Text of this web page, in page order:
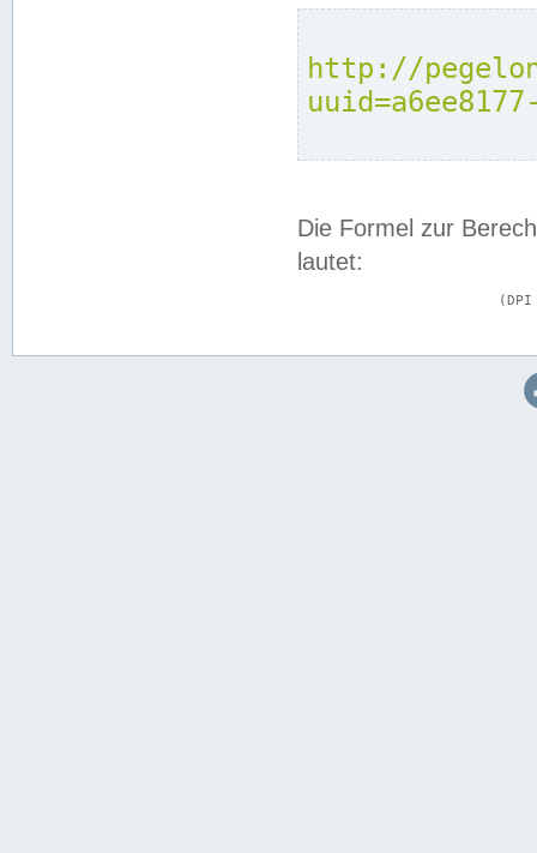
http://
Die Formel zur
lautet: